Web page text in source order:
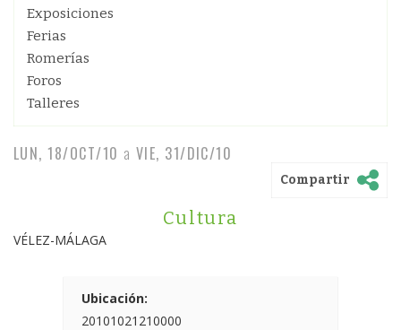
Exposiciones
Ferias
Romerías
Foros
Talleres
LUN, 18/OCT/10 a VIE, 31/DIC/10
Compartir
Cultura
VÉLEZ-MÁLAGA
Ubicación:
20101021210000